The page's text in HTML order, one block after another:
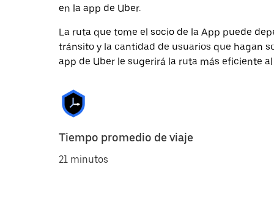
en la app de Uber.
La ruta que tome el socio de la App puede
tránsito y la cantidad de usuarios que hagan
app de Uber le sugerirá la ruta más eficiente
Tiempo promedio de viaje
21 minutos